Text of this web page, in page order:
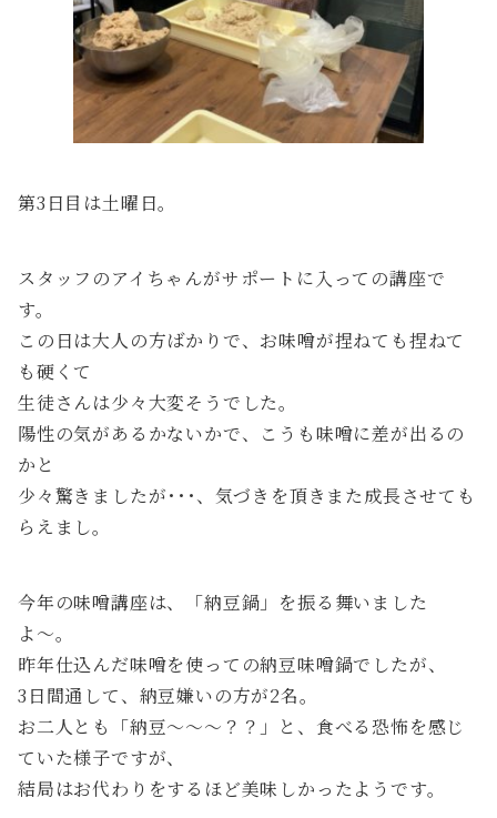
第3日目は土曜日。
スタッフのアイちゃんがサポートに入っての講座で
す。
この日は大人の方ばかりで、お味噌が捏ねても捏ねて
も硬くて
生徒さんは少々大変そうでした。
陽性の気があるかないかで、こうも味噌に差が出るの
かと
少々驚きましたが･･･、気づきを頂きまた成長させても
らえまし。
今年の味噌講座は、「納豆鍋」を振る舞いました
よ〜。
昨年仕込んだ味噌を使っての納豆味噌鍋でしたが、
3日間通して、納豆嫌いの方が2名。
お二人とも「納豆〜〜〜？？」と、食べる恐怖を感じ
ていた様子ですが、
結局はお代わりをするほど美味しかったようです。